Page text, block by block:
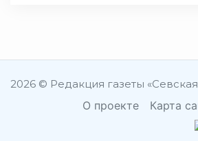
2026 © Редакция газеты
О проекте Карта